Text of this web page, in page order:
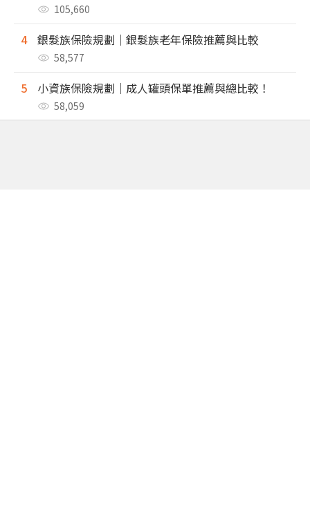
105,660
4 銀髮族保險規劃｜銀髮族老年保險推薦與比較
58,577
5 小資族保險規劃｜成人罐頭保單推薦與總比較！
58,059